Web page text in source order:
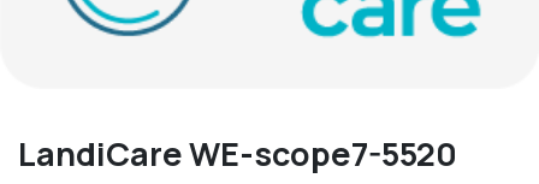
LandiCare WE-scope7-5520